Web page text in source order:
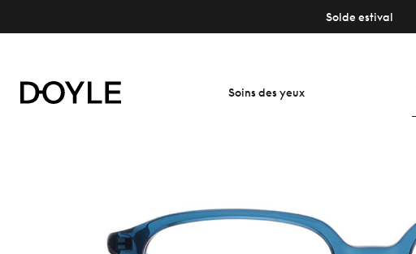
Solde estival
Soins des yeux